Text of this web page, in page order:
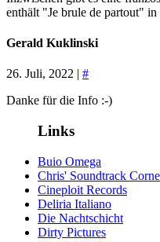
enthält "Je brule de partout"
Gerald Kuklinski
26. Juli, 2022 | #
Danke für die Info :-)
Links
Buio Omega
Chris' Soundtrack
Cineploit Records
Deliria Italiano
Die Nachtschicht
Dirty Pictures